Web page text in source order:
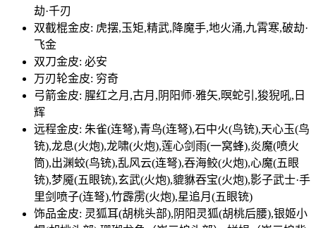
劫·千刃
双截棍金皮: 虎摆,玉矩,精武,降魔手,地火涌,九霄寒,破劫·
飞金
双刀金皮: 必安
万刃轮金皮: 穷奇
弓箭金皮: 腥红之月,古月,阴阳师·雅矢,暝蛇引,狻猊吼,日
辉
远程金皮: 朱雀(连弩),青鸟(连弩),石中火(鸟铳),天心玉(鸟
铳),龙息(火炮),龙啸(火炮),莲心剑雨(一窝蜂),炎魔(喷火
筒),出渊蛟(鸟铳),乱风云(连弩),吞海鲛(火炮),心魔(五眼
铳),梦魇(五眼铳),玄武(火炮),貔貅吞宝(火炮),影子武士·手
里剑喷子(连弩),竹霹雳(火炮),星追月(五眼铳)
饰品金皮: 灵狐耳(胡桃头部),阴阳灵狐(胡桃后腰),银姬小